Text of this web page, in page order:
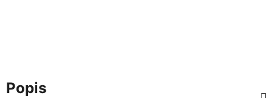
Popis